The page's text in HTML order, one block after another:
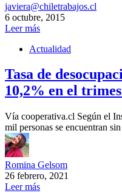
javiera@chiletrabajos.cl
6 octubre, 2015
Leer más
Actualidad
Tasa de
10,2% en el
Vía cooperativa.cl Según el
mil personas se encuentran
Romina Gelsom
26 febrero, 2021
Leer más